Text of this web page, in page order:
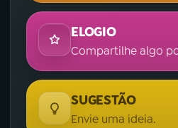
ELOGIO
Compartilhe algo
SUGESTÃO
Envie uma ideia.